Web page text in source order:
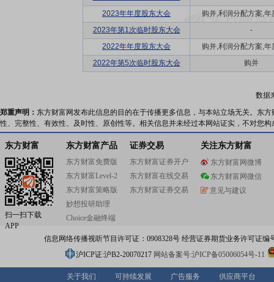
2023年年度股东大会
购并,利润分配方案,年
2023年第1次临时股东大会
-
2022年年度股东大会
购并,利润分配方案,年
2022年第5次临时股东大会
购并
数据
郑重声明： 东方财富网发布此信息的目的在于传播更多信息，与本站立场无关。东
性、完整性、有效性、及时性、原创性等。相关信息并未经过本网站证实，不对您
东方财富
扫一扫下载
APP
东方财富产品
东方财富免费版
东方财富Level-2
东方财富策略版
妙想投研助理
Choice金融终端
证券交易
东方财富证券开户
东方财富在线交易
东方财富证券交易
关注东方财富
东方财富网微博
东方财富网微信
意见与建议
信息网络传播视听节目许可证：0908328号 经营证券期货业务许可证编
沪ICP证:沪B2-20070217 网站备案号:沪ICP备05006054号-11
关于我们 可持续发展 广告服务 供应商平台